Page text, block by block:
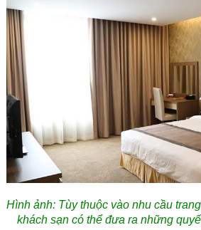
Hình ảnh: Tùy thuộc vào nhu cầu
khách sạn có thể đưa ra những